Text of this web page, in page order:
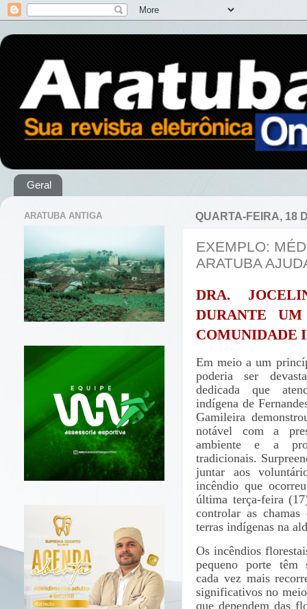
Geral
QUARTA-FEIRA, 18
EXEMPLO:
ARATUBA
DRA.
DURANTE
COMUNIDADE
Em meio a um
poderia ser
dedicada que
indígena de
Gamileira
notável com a
ambiente e a
tradicionais.
juntar aos
incêndio que
última terça-feira
controlar as chamas
terras indígenas na
Os incêndios
pequeno porte têm
cada vez mais
significativos no
que dependem das
ARATUBA ANTIGA